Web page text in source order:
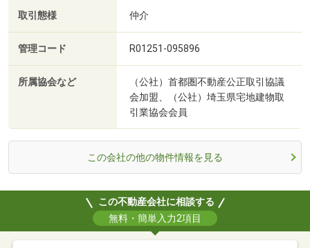
取引態様 仲介
管理コード R01251-095896
所属協会など
（公社）首都圏不動産公正取引協議
会加盟、（公社）埼玉県宅地建物取
引業協会会員
この会社の他の物件情報を見る
この不動産会社に相談する
無料・簡単入力2項目